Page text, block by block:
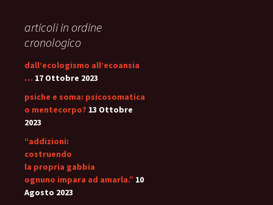
articoli in ordine
cronologico
dall’ecologismo all’ecoansia
… 17 Ottobre 2023
psiche e soma: psicosomatica
o mentecorpo? 13 Ottobre
2023
“addizioni:
costruendo
la propria gabbia
ognuno impara ad amarla.” 10
Agosto 2023